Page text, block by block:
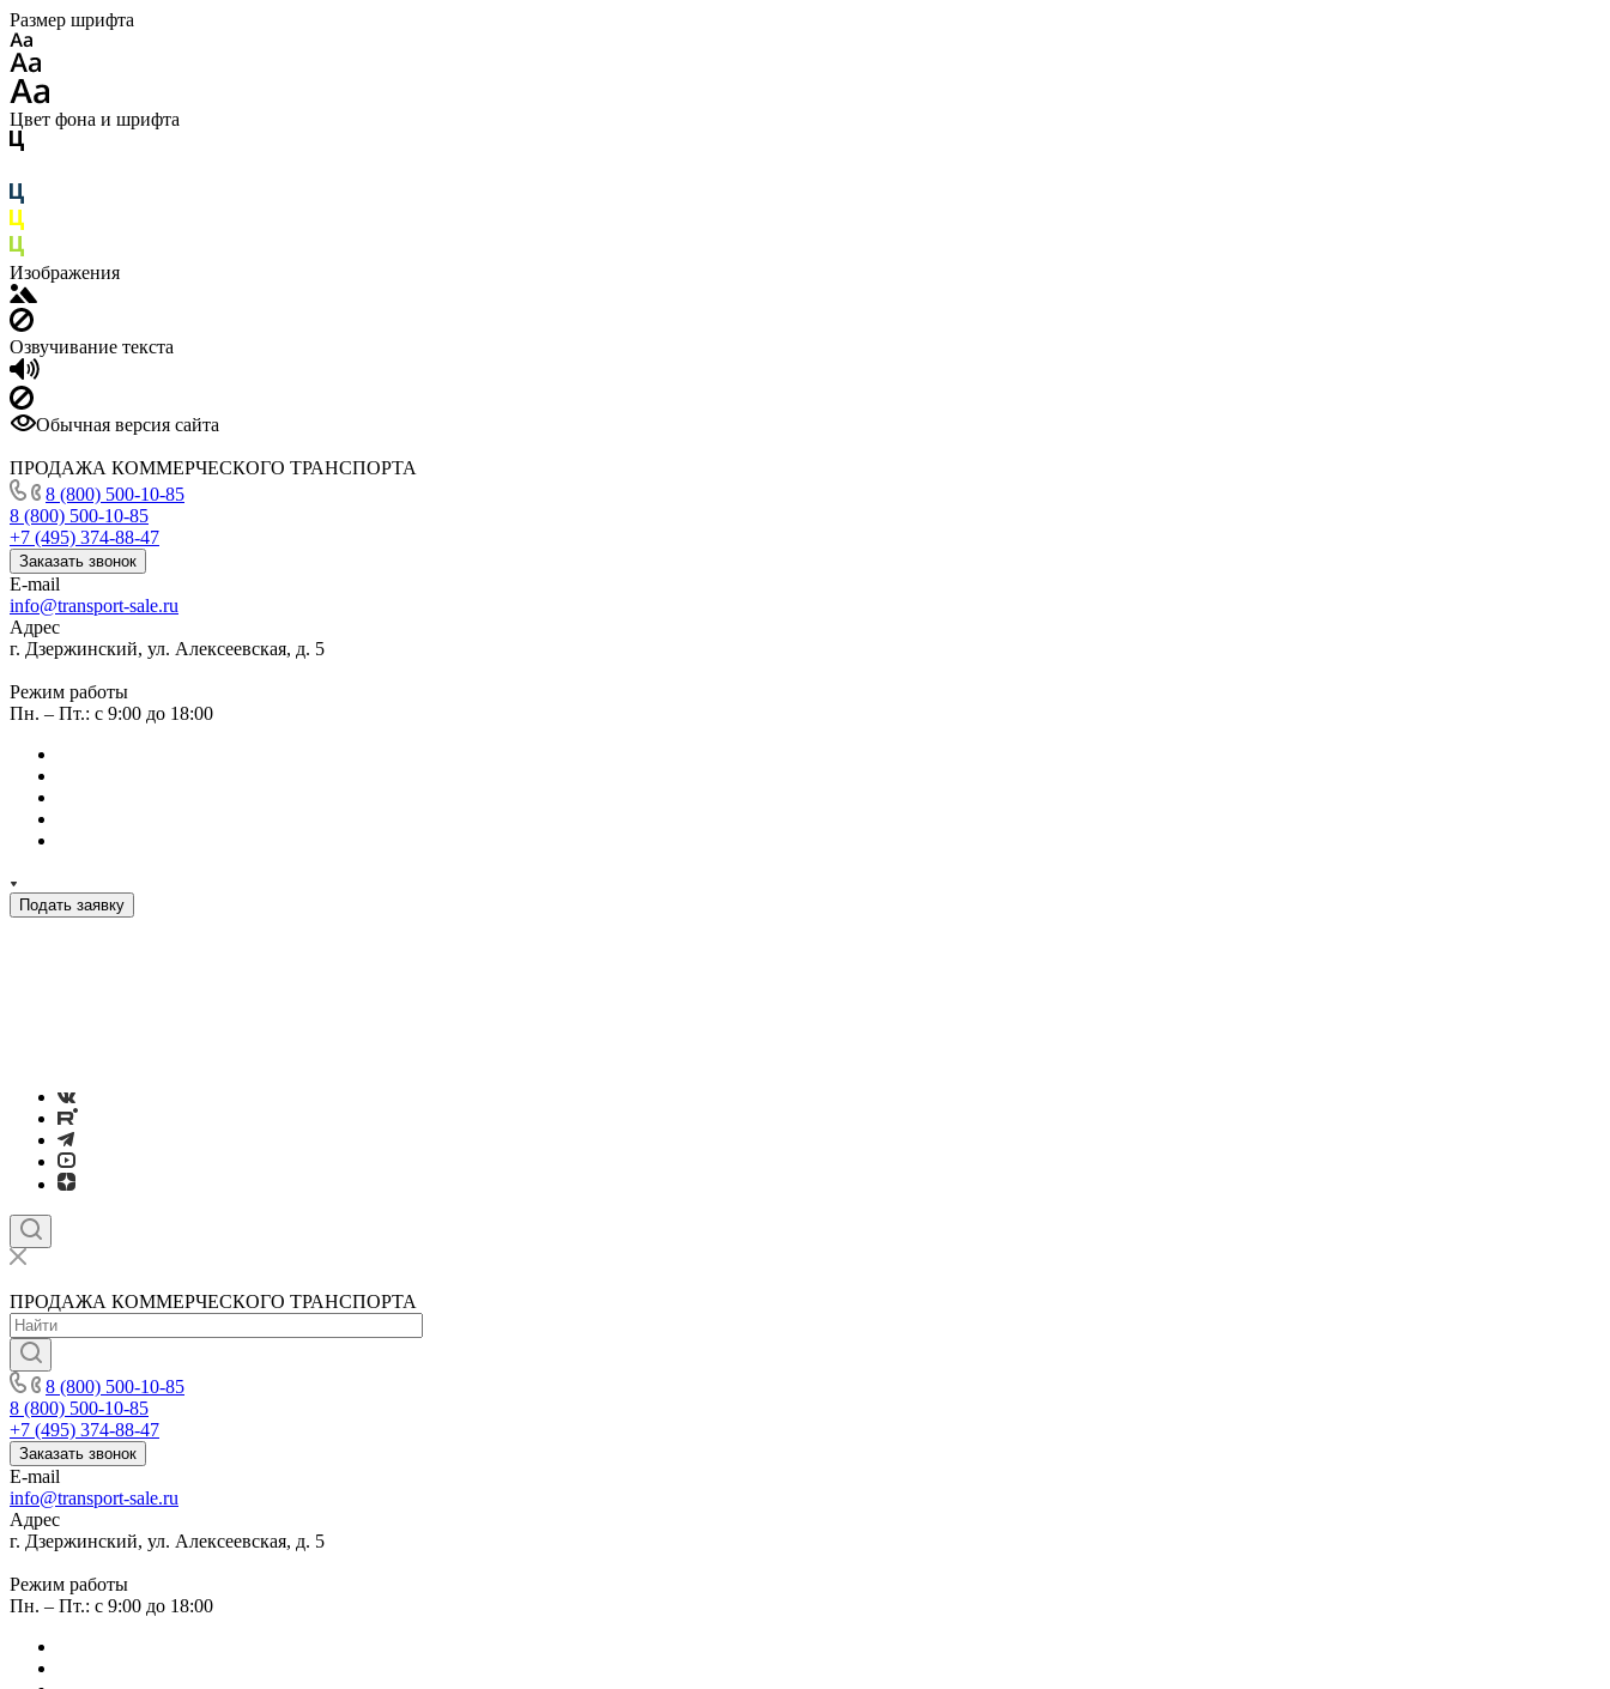
Размер шрифта
Цвет фона и шрифта
Изображения
Озвучивание текста
Обычная версия сайта
ПРОДАЖА КОММЕРЧЕСКОГО ТРАНСПОРТА
8 (800) 500-10-85
8 (800) 500-10-85
+7 (495) 374-88-47
Заказать звонок
E-mail
info@transport-sale.ru
Адрес
г. Дзержинский, ул. Алексеевская, д. 5
Режим работы
Пн. – Пт.: с 9:00 до 18:00
Подать заявку
ПРОДАЖА КОММЕРЧЕСКОГО ТРАНСПОРТА
8 (800) 500-10-85
8 (800) 500-10-85
+7 (495) 374-88-47
Заказать звонок
E-mail
info@transport-sale.ru
Адрес
г. Дзержинский, ул. Алексеевская, д. 5
Режим работы
Пн. – Пт.: с 9:00 до 18:00